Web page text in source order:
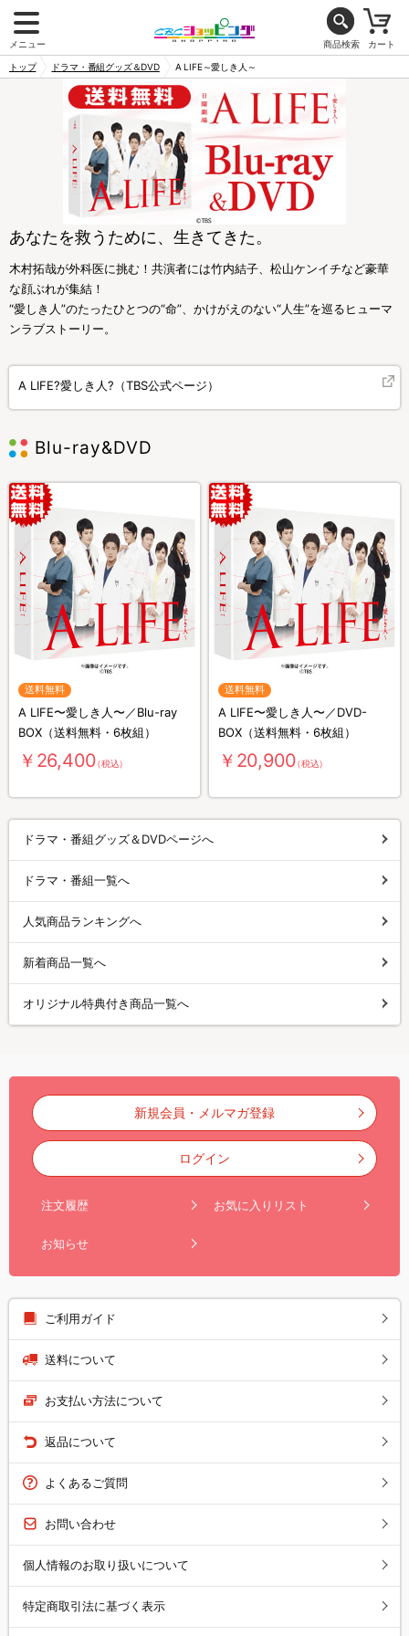
メニュー 商品検索 カート
トップ ドラマ・番組グッズ＆DVD A LIFE～愛しき人～
あなたを救うために、生きてきた。
木村拓哉が外科医に挑む！共演者には竹内結子、松山ケンイチなど豪華
な顔ぶれが集結！
“愛しき人”のたったひとつの“命”、かけがえのない“人生”を巡るヒューマ
ンラブストーリー。
A LIFE?愛しき人?（TBS公式ページ）
Blu-ray&DVD
送料無料
A LIFE〜愛しき人〜／Blu-ray
BOX（送料無料・6枚組）
￥26,400（税込）
送料無料
A LIFE〜愛しき人〜／DVD-
BOX（送料無料・6枚組）
￥20,900（税込）
ドラマ・番組グッズ＆DVDページへ
ドラマ・番組一覧へ
人気商品ランキングへ
新着商品一覧へ
オリジナル特典付き商品一覧へ
新規会員・メルマガ登録
ログイン
注文履歴 お気に入りリスト
お知らせ
ご利用ガイド
送料について
お支払い方法について
返品について
よくあるご質問
お問い合わせ
個人情報のお取り扱いについて
特定商取引法に基づく表示